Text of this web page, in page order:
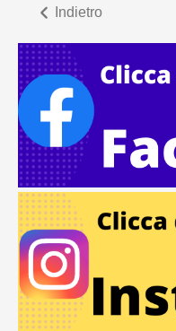
Indietro